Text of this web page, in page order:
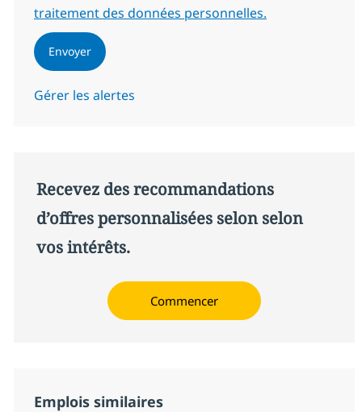
traitement des données personnelles.
Envoyer
Gérer les alertes
Recevez des recommandations
d’offres personnalisées selon selon
vos intérêts.
Commencer
Emplois similaires